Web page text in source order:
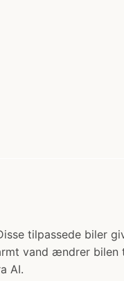
tilpassede
vand ændrer
AI.